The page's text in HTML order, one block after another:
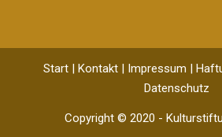
Start | Kontakt | Impressum |
Datenschutz
Copyright © 2020 -